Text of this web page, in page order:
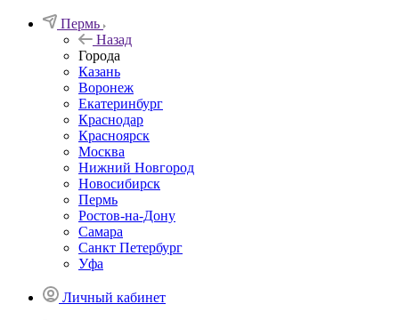
Пермь
Назад
Города
Казань
Воронеж
Екатеринбург
Краснодар
Красноярск
Москва
Нижний Новгород
Новосибирск
Пермь
Ростов-на-Дону
Самара
Санкт Петербург
Уфа
Личный кабинет